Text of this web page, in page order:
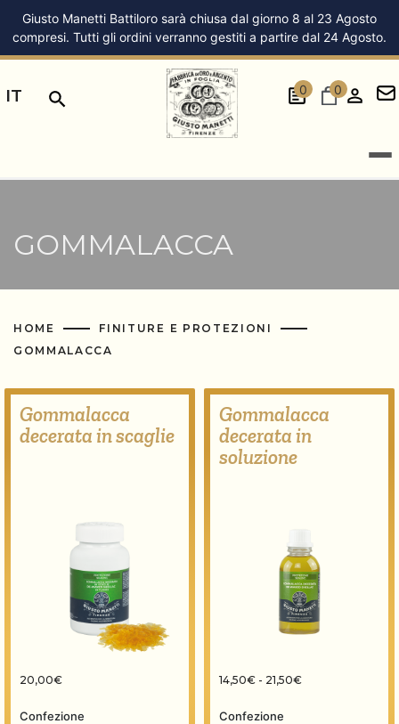
Giusto Manetti Battiloro sarà chiusa dal giorno 8 al 23 Agosto
compresi. Tutti gli ordini verranno gestiti a partire dal 24 Agosto.
IT 0 0
GOMMALACCA
HOME
FINITURE E PROTEZIONI
GOMMALACCA
Gommalacca
decerata in scaglie
20,00€
Confezione
Gommalacca
decerata in
soluzione
14,50€ - 21,50€Fascia di prezzo:
Confezione